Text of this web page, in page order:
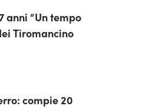
anni “Un tempo
Tiromancino
compie 20